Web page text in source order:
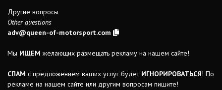
Другие вопросы
Other questions
adv@queen-of-motorsport.com
Мы ИЩЕМ желающих размещать рекламу на нашем сайте!
СПАМ с предложением ваших услуг будет ИГНОРИРОВАТЬСЯ! По
рекламе на нашем сайте или другим вопросам пишите!